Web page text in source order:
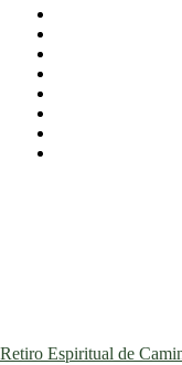
Retiro Espiritual de